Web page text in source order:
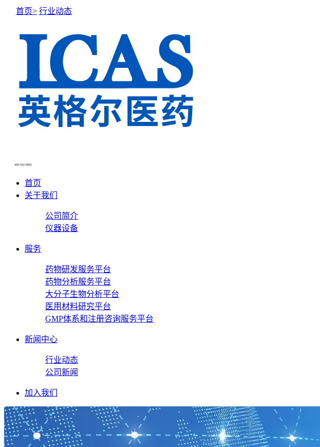
400-182-9001
首页
关于我们
公司简介
仪器设备
服务
药物研发服务平台
药物分析服务平台
大分子生物分析平台
医用材料研究平台
GMP体系和注册咨询服务平台
新闻中心
行业动态
公司新闻
加入我们
首页> 行业动态